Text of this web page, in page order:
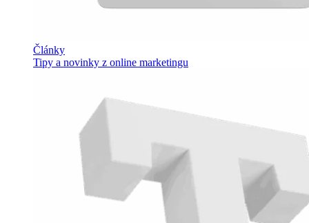
Články
Tipy a novinky z online marketingu